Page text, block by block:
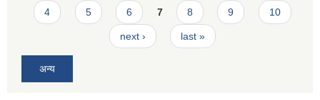
4 5 6 7 8 9 10
next › last »
अन्य